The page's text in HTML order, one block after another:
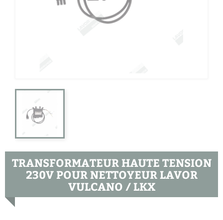
TRANSFORMATEUR HAUTE TENSION
230V POUR NETTOYEUR LAVOR
VULCANO / LKX